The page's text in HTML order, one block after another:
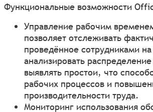
Функциональные возможности
Управление рабочим
позволяет отслеживать
проведённое сотрудниками
анализировать
выявлять простои, что
рабочих процессов и
производительности труда.
Мониторинг использования